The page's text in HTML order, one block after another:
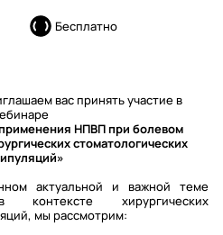
Бесплатно
вас принять участие в
НПВП при болевом
стоматологических
актуальной и важной теме
хирургических
мы рассмотрим: